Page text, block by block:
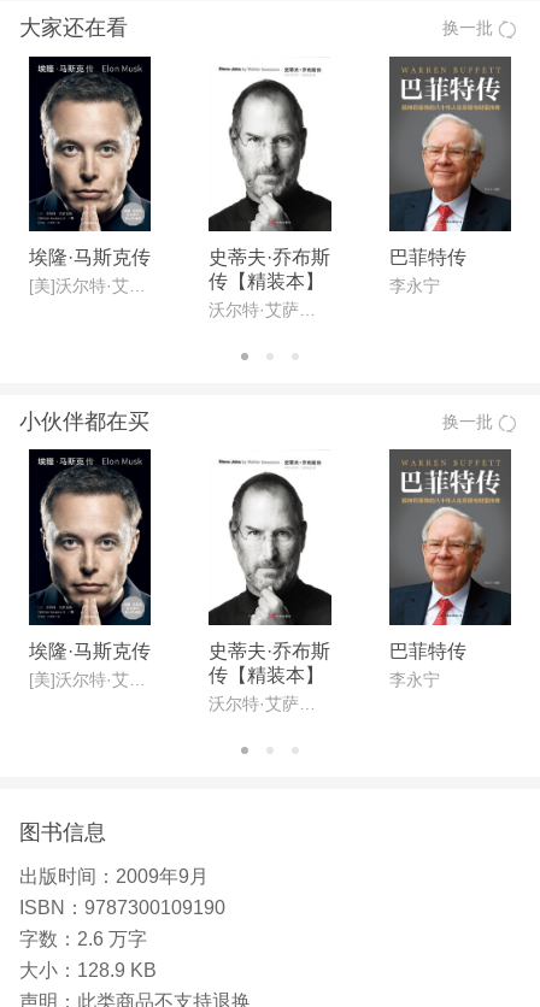
大家还在看 换一批
埃隆·马斯克传
[美]沃尔特·艾萨克森
史蒂夫·乔布斯
传【精装本】
沃尔特·艾萨克森
巴菲特传
李永宁
小伙伴都在买 换一批
埃隆·马斯克传
[美]沃尔特·艾萨克森
史蒂夫·乔布斯
传【精装本】
巴菲特传
李永宁
图书信息
出版时间： 2009年9月
ISBN： 9787300109190
字数： 2.6 万字
大小： 128.9 KB
声明： 此类商品不支持退换